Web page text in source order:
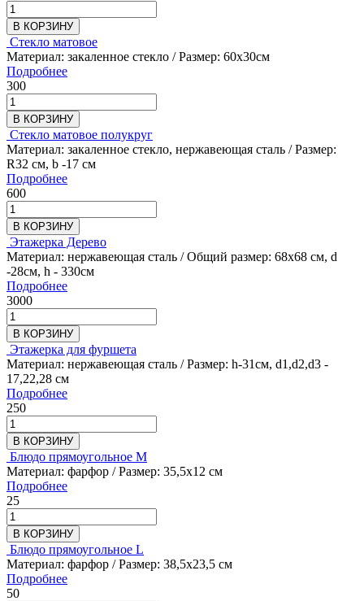
В КОРЗИНУ
Стекло матовое
Материал: закаленное стекло / Размер: 60х30см
Подробнее
300
В КОРЗИНУ
Стекло матовое полукруг
Материал: закаленное стекло, нержавеющая сталь / Размер:
R32 см, b -17 см
Подробнее
600
В КОРЗИНУ
Этажерка Дерево
Материал: нержавеющая сталь / Общий размер: 68х68 см, d
-28см, h - 330см
Подробнее
3000
В КОРЗИНУ
Этажерка для фуршета
Материал: нержавеющая сталь / Размер: h-31см, d1,d2,d3 -
17,22,28 см
Подробнее
250
В КОРЗИНУ
Блюдо прямоугольное M
Материал: фарфор / Размер: 35,5х12 см
Подробнее
25
В КОРЗИНУ
Блюдо прямоугольное L
Материал: фарфор / Размер: 38,5х23,5 см
Подробнее
50